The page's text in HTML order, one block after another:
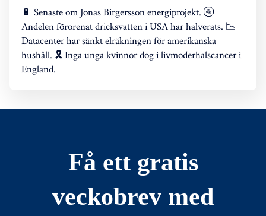
🔋 Senaste om Jonas Birgersson energiprojekt. 🚰
Andelen förorenat dricksvatten i USA har halverats. 📉
Datacenter har sänkt elräkningen för amerikanska
hushåll. 🎗️ Inga unga kvinnor dog i livmoderhalscancer i
England.
Få ett gratis
veckobrev med